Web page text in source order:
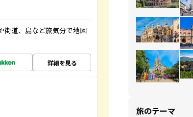
街道、島など旅気分で地図
詳細を見る
旅のテーマ